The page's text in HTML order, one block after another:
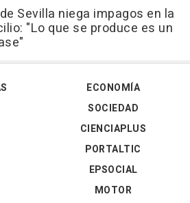
Sevilla niega impagos en la
"Lo que se produce es un
ECONOMÍA
SOCIEDAD
CIENCIAPLUS
PORTALTIC
EPSOCIAL
MOTOR